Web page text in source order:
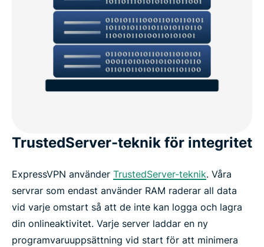
TrustedServer-teknik för integritet
ExpressVPN använder TrustedServer-teknik. Våra
servrar som endast använder RAM raderar all data
vid varje omstart så att de inte kan logga och lagra
din onlineaktivitet. Varje server laddar en ny
programvaruuppsättning vid start för att minimera